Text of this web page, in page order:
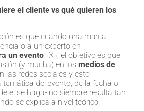
el cliente vs qué quieren los
es que cuando una marca
o a un experto en
un evento «X», el objetivo es que
(y mucha) en los medios de
las redes sociales y esto -
temática del evento, de la fecha o
él se haga- no siempre resulta tan
se explica a nivel teórico.